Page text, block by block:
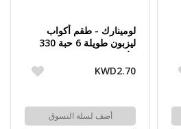
لومينارك - طقم أكواب
ليزبون طويلة 6 حبة 330
مل
KWD2.70
أضف لسلة التسوق